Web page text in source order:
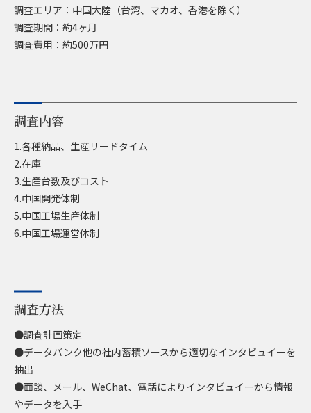
調査エリア：中国大陸（台湾、マカオ、香港を除く）
調査期間：約4ヶ月
調査費用：約500万円
調査内容
1.各種納品、生産リードタイム
2.在庫
3.生産台数及びコスト
4.中国開発体制
5.中国工場生産体制
6.中国工場運営体制
調査方法
●調査計画策定
●データバンク他の社内蓄積ソースから適切なインタビュイーを
抽出
●面談、メール、WeChat、電話によりインタビュイーから情報
やデータを入手